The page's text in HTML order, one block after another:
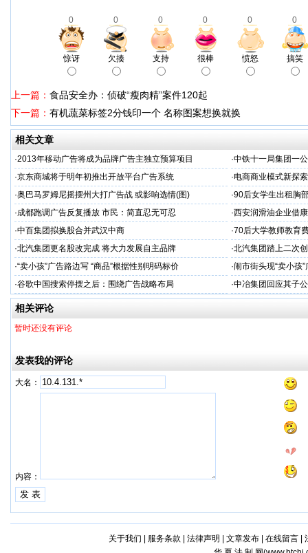
0 0 0 0 0 0
惊讶 欠揍 支持 很棒 愤怒 搞笑
上一篇： 食品安全办：侦破“瘦肉精”案件120起
下一篇： 有机蔬菜标签2分钱印一个 名称图案想换就换
相关文章
·2013年移动广告将成为品牌广告主独立预算项目 ·中铁十一局集团一
·京东商城将于明年初推出开放平台广告系统 ·电商商业模式新探
·奥巴马罗姆尼摇摆州大打广告战 或影响选情(图) ·90后女学生出租胸
·成都跑调广告反复播放 市民：简直忍无可忍 ·西安润滑油企业借
·中百集团拟换股合并武汉中商 ·70后大学教师教育
·北汽集团更名股改完成 将大力发展自主品牌 ·北汽集团踏上二次
·“卖小孩”广告路边写 “商品”根据性别明码标价 ·闹市街头现“卖小孩
·谷歌中国搜索停摆之后：围绕广告战略布局 ·中冶集团回应其子
相关评论
暂时还没有评论
发表我的评论
大名：
内容：
关于我们 服务条款 法律声明 文章发布| 在线留言|